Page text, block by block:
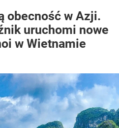
obecność w Azji.
uruchomi nowe
w Wietnamie